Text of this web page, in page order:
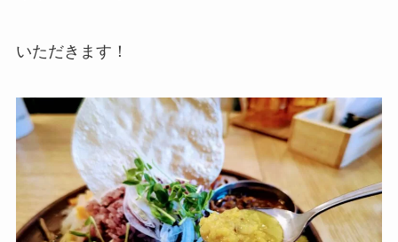
いただきます！